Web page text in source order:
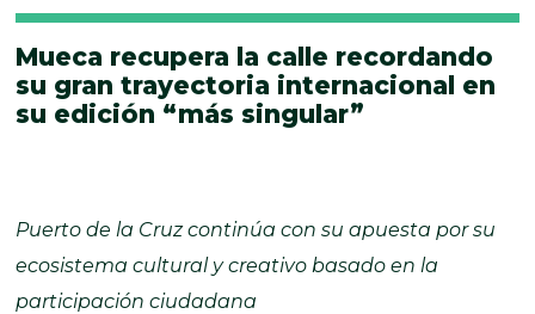
Mueca recupera la calle recordando
su gran trayectoria internacional en
su edición “más singular”
Puerto de la Cruz continúa con su apuesta por su
ecosistema cultural y creativo basado en la
participación ciudadana